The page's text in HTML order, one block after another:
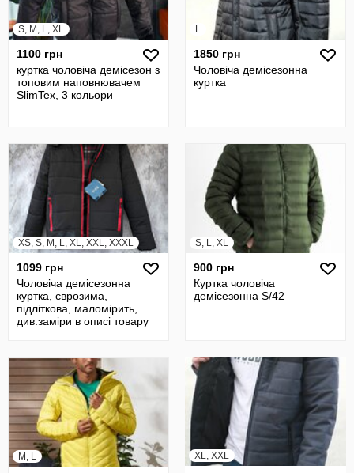
S, M, L, XL
1100 грн
куртка чоловіча демісезон з
топовим наповнювачем
SlimTex, 3 кольори
L
1850 грн
Чоловіча демісезонна
куртка
XS, S, M, L, XL, XXL, XXXL
1099 грн
Чоловіча демісезонна
куртка, єврозима,
підліткова, маломірить,
див.заміри в описі товару
S, L, XL
900 грн
Куртка чоловіча
демісезонна S/42
M, L XL, XXL